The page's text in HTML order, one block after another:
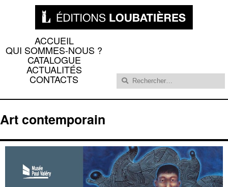
ACCUEIL
QUI SOMMES-NOUS ?
CATALOGUE
ACTUALITÉS
CONTACTS Rechercher :
Art contemporain